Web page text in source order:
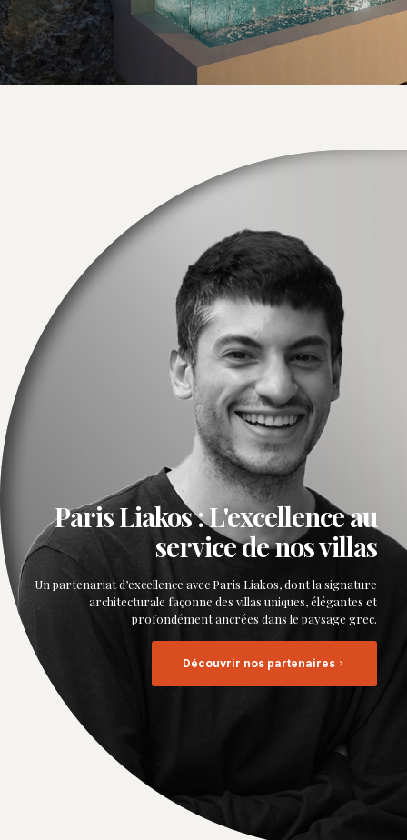
Paris Liakos : L'excellence au
service de nos villas
Un partenariat d’excellence avec Paris Liakos, dont la signature
architecturale façonne des villas uniques, élégantes et
profondément ancrées dans le paysage grec.
Découvrir nos partenaires